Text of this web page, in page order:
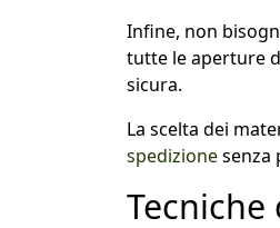
Infine, non
tutte le aperture
sicura.
La scelta dei
spedizionesenza